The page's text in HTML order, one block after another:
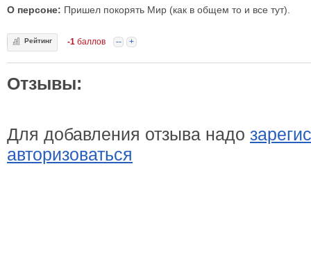
О персоне: Пришел покорять Мир (как в общем то и все тут).
Рейтинг -1 баллов -- +
Отзывы:
Для добавления отзыва надо
авторизоваться